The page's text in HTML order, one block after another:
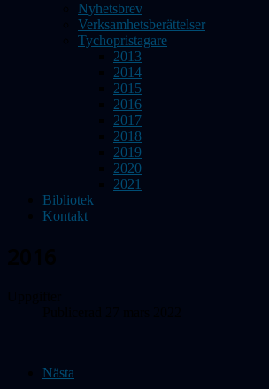
Nyhetsbrev
Verksamhetsberättelser
Tychopristagare
2013
2014
2015
2016
2017
2018
2019
2020
2021
Bibliotek
Kontakt
Nästa